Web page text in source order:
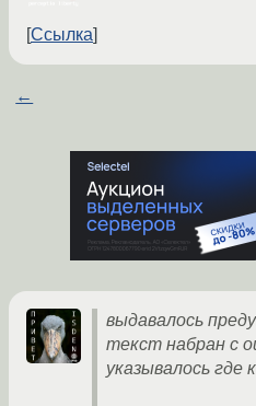
Ссылка
←
выдавалось
текст набран с
указывалось где